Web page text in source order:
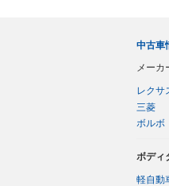
中古車
メー
レクサ
三菱
ボルボ
ボディ
軽自動